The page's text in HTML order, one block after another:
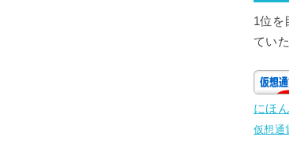
1位を
てい
にほ
仮想通